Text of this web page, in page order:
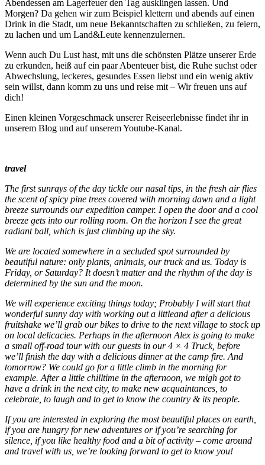
Abendessen am Lagerfeuer den Tag ausklingen lassen. Und
Morgen? Da gehen wir zum Beispiel klettern und abends auf einen
Drink in die Stadt, um neue Bekanntschaften zu schließen, zu feiern,
zu lachen und um Land&Leute kennenzulernen.
Wenn auch Du Lust hast, mit uns die schönsten Plätze unserer Erde
zu erkunden, heiß auf ein paar Abenteuer bist, die Ruhe suchst oder
Abwechslung, leckeres, gesundes Essen liebst und ein wenig aktiv
sein willst, dann komm zu uns und reise mit – Wir freuen uns auf
dich!
Einen kleinen Vorgeschmack unserer Reiseerlebnisse findet ihr in
unserem Blog und auf unserem Youtube-Kanal.
travel
The first sunrays of the day tickle our nasal tips, in the fresh air flies
the scent of spicy pine trees covered with morning dawn and a light
breeze surrounds our expedition camper. I open the door and a cool
breeze gets into our rolling room. On the horizon I see the great
radiant ball, which is just climbing up the sky.
We are located somewhere in a secluded spot surrounded by
beautiful nature: only plants, animals, our truck and us. Today is
Friday, or Saturday? It doesn’t matter and the rhythm of the day is
determined by the sun and the moon.
We will experience exciting things today; Probably I will start that
wonderful sunny day with working out a littleand after a delicious
fruitshake we’ll grab our bikes to drive to the next village to stock up
on local delicacies. Perhaps in the afternoon Alex is going to make
a small off-road tour with our guests in our 4 × 4 Truck, before
we’ll finish the day with a delicious dinner at the camp fire. And
tomorrow? We could go for a little climb in the morning for
example. After a little chilltime in the afternoon, we migh got to
have a drink in the next city, to make new acquaintances, to
celebrate, to laugh and to get to know the country & its people.
If you are interested in exploring the most beautiful places on earth,
if you are hungry for new adventures or if you’re searching for
silence, if you like healthy food and a bit of activity – come around
and travel with us, we’re looking forward to get to know you!